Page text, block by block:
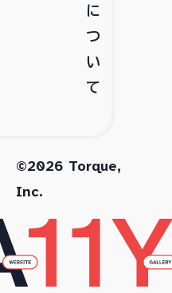
に
つ
い
て
©2026 Torque,
Inc.